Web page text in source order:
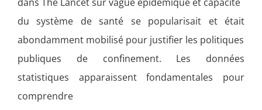
du système de santé se popularisait et était
abondamment mobilisé pour justifier les politiques
publiques de confinement. Les données
statistiques apparaissent fondamentales pour
comprendre